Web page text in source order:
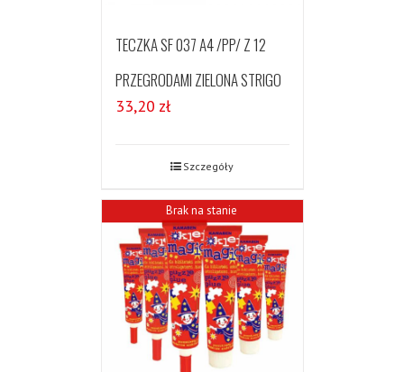
TECZKA SF 037 A4 /PP/ Z 12
PRZEGRODAMI ZIELONA STRIGO
33,20 zł
Szczegóły
Brak na stanie